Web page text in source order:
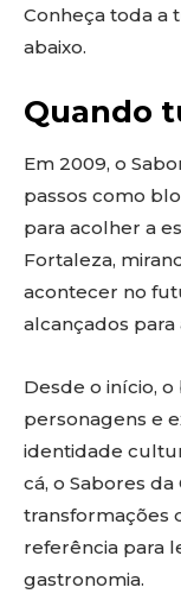
Conheça toda a
abaixo.
Quando
Em 2009, o
passos como
para acolher a
Fortaleza,
acontecer no
alcançados para
Desde o início,
personagens e
identidade
cá, o Sabores
transformações
referência para
gastronomia.